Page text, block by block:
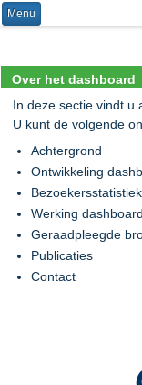
Menu
Over het dashboard
In deze sectie vindt u
U kunt de volgende
Achtergrond
Ontwikkeling
Werking dashboard
Geraadpleegde
Publicaties
Contact